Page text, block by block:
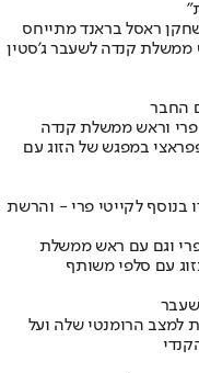
ראסל בראנד מתייחס
ממשלת קנדה לשעבר ג'סטין
החבר
וראש ממשלת קנדה
במפגש של הזוג עם
בנוסף לקייטי פרי - והרשת
פרי וגם עם ראש ממשלת
עם סלפי משותף
למצב הרומנטי שלה ועל